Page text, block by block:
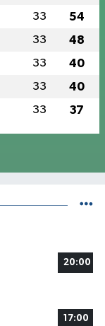
33 54
33 48
33 40
33 40
33 37
20:00
17:00